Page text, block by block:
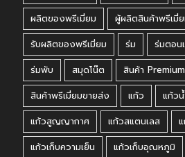
ผลิตของพรีเมี่ยม
ผู้ผลิตสินค้าพรีเมี่
รับผลิตของพรีเมี่ยม
ร่ม
ร่มตอน
ร่มพับ
สมุดโน๊ต สินค้า Premium
สินค้าพรีเมี่ยมขายส่ง
แก้ว
แก้วน้
แก้วสูญญากาศ
แก้วสแตนเลส
แก้วเก็บความเย็น
แก้วเก็บอุณหภูมิ